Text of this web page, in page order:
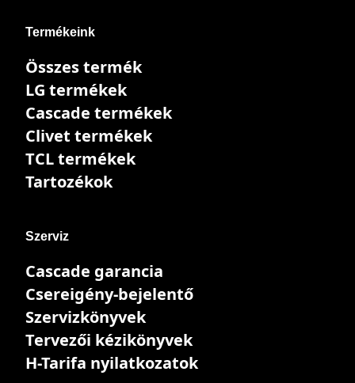
Termékeink
Összes termék
LG termékek
Cascade termékek
Clivet termékek
TCL termékek
Tartozékok
Szerviz
Cascade garancia
Csereigény-bejelentő
Szervizkönyvek
Tervezői kézikönyvek
H-Tarifa nyilatkozatok